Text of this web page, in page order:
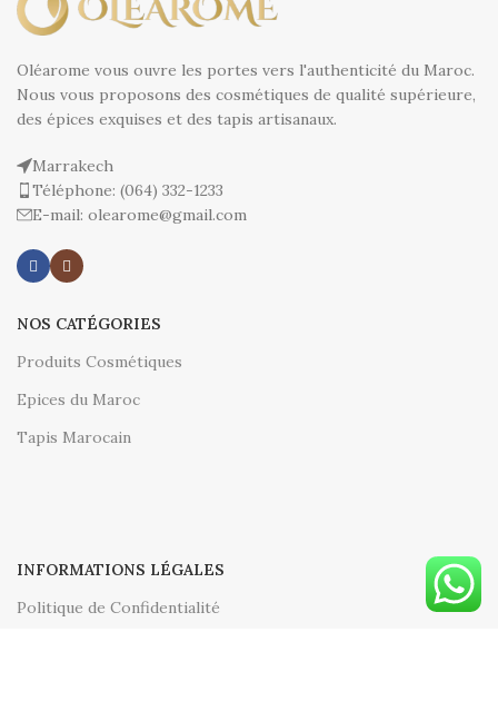
Oléarome vous ouvre les portes vers l'authenticité du Maroc.
Nous vous proposons des cosmétiques de qualité supérieure,
des épices exquises et des tapis artisanaux.
Marrakech
Téléphone: (064) 332-1233
E-mail: olearome@gmail.com
NOS CATÉGORIES
Produits Cosmétiques
Epices du Maroc
Tapis Marocain
INFORMATIONS LÉGALES
Politique de Confidentialité